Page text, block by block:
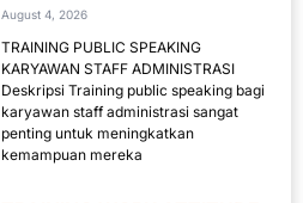
August 4, 2026
TRAINING PUBLIC SPEAKING
KARYAWAN STAFF ADMINISTRASI
Deskripsi Training public speaking bagi
karyawan staff administrasi sangat
penting untuk meningkatkan
kemampuan mereka